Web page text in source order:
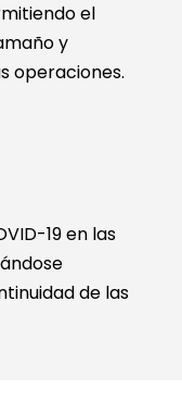
el
y
operaciones.
19 en las
de las